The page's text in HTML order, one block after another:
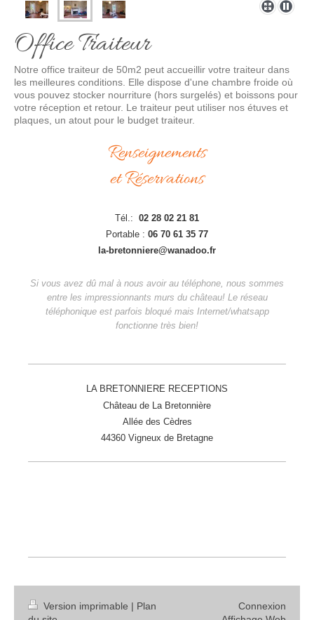
Office Traiteur
Notre office traiteur de 50m2 peut accueillir votre traiteur dans
les meilleures conditions. Elle dispose d'une chambre froide où
vous pouvez stocker nourriture (hors surgelés) et boissons pour
votre réception et retour. Le traiteur peut utiliser nos étuves et
plaques, un atout pour le budget traiteur.
Renseignements
et Réservations
Tél.: 02 28 02 21 81
Portable : 06 70 61 35 77
la-bretonniere@wanadoo.fr
Si vous avez dû mal à nous avoir au téléphone, nous sommes
entre les impressionnants murs du château! Le réseau
téléphonique est parfois bloqué mais Internet/whatsapp
fonctionne très bien!
LA BRETONNIERE RECEPTIONS
Château de La Bretonnière
Allée des Cèdres
44360 Vigneux de Bretagne
Version imprimable | Plan
Connexion